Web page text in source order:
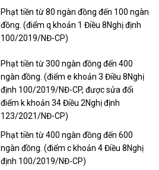
Phạt tiền từ 80 ngàn đồng đến 100 ngàn
đồng. (điểm q khoản 1 Điều 8Nghị định
100/2019/NĐ-CP)
Phạt tiền từ 300 ngàn đồng đến 400
ngàn đồng. (điểm e khoản 3 Điều 8Nghị
định 100/2019/NĐ-CP, được sửa đổi
điểm k khoản 34 Điều 2Nghị định
123/2021/NĐ-CP)
Phạt tiền từ 400 ngàn đồng đến 600
ngàn đồng. (điểm c khoản 4 Điều 8Nghị
định 100/2019/NĐ-CP)